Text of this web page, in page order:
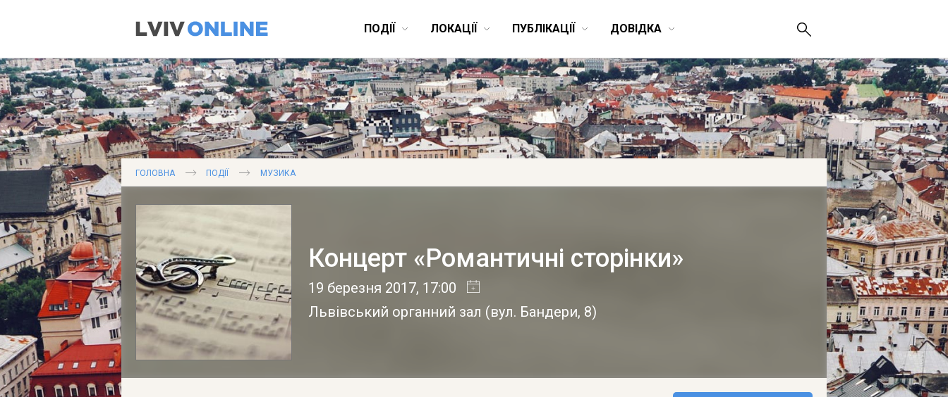
ПОДІЇ ЛОКАЦІЇ ПУБЛІКАЦІЇ ДОВІДКА
ГОЛОВНА ПОДІЇ МУЗИКА
Концерт «Романтичні сторінки»
19 березня 2017, 17:00
Львівський органний зал (вул. Бандери, 8)